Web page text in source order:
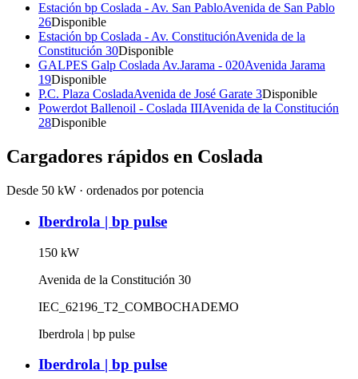
Estación bp Coslada - Av. San PabloAvenida de San Pablo
26Disponible
Estación bp Coslada - Av. ConstituciónAvenida de la
Constitución 30Disponible
GALPES Galp Coslada Av.Jarama - 020Avenida Jarama
19Disponible
P.C. Plaza CosladaAvenida de José Garate 3Disponible
Powerdot Ballenoil - Coslada IIIAvenida de la Constitución
28Disponible
Cargadores rápidos en Coslada
Desde 50 kW · ordenados por potencia
Iberdrola | bp pulse
150 kW
Avenida de la Constitución 30
IEC_62196_T2_COMBOCHADEMO
Iberdrola | bp pulse
Iberdrola | bp pulse